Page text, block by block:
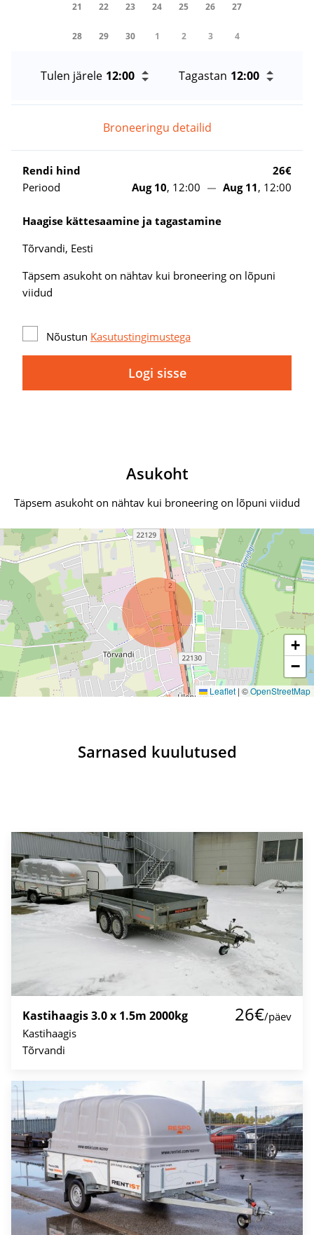
21 22 23 24 25 26 27
28 29 30 1 2 3 4
Tulen järele Tagastan
Broneeringu detailid
Rendi hind
26€
Periood
Aug 10, 12:00 Aug 11, 12:00
Haagise kättesaamine ja tagastamine
Tõrvandi, Eesti
Täpsem asukoht on nähtav kui broneering on lõpuni
viidud
Nõustun Kasutustingimustega
Logi sisse
Asukoht
Täpsem asukoht on nähtav kui broneering on lõpuni viidud
+
−
Leaflet | ©OpenStreetMap
Sarnased kuulutused
Kastihaagis 3.0 x 1.5m 2000kg 26€/päev
Kastihaagis
Tõrvandi